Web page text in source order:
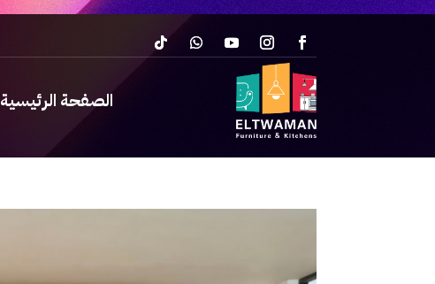
الصفحة الرئيسية